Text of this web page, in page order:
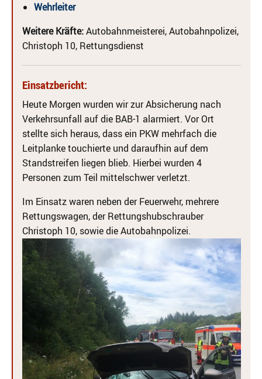
Wehrleiter
Weitere Kräfte:Autobahnmeisterei, Autobahnpolizei,
Christoph 10, Rettungsdienst
Einsatzbericht:
Heute Morgen wurden wir zur Absicherung nach
Verkehrsunfall auf die BAB-1 alarmiert. Vor Ort
stellte sich heraus, dass ein PKW mehrfach die
Leitplanke touchierte und daraufhin auf dem
Standstreifen liegen blieb. Hierbei wurden 4
Personen zum Teil mittelschwer verletzt.
Im Einsatz waren neben der Feuerwehr, mehrere
Rettungswagen, der Rettungshubschrauber
Christoph 10, sowie die Autobahnpolizei.